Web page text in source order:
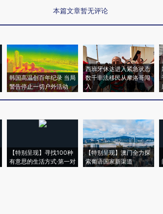
本篇文章暂无评论
韩国高温创百年纪录 当局
警告停止一切户外活动
西班牙休达进入紧急状态
数千非法移民从摩洛哥闯
入
【特别呈现】寻找100种
有意思的生活方式·第一对
【特别呈现】澳门全力探
索葡语国家新渠道